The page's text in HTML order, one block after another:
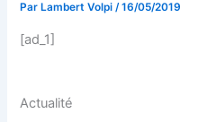
Par Lambert Volpi/16/05/2019
[ad_1]
Actualité